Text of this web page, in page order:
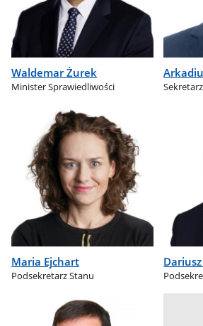
Waldemar Żurek
Minister Sprawiedliwości
Maria Ejchart
Podsekretarz Stanu